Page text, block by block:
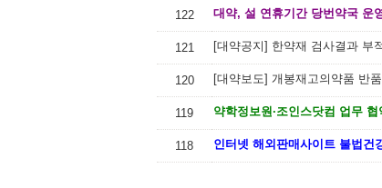
122 대약, 설 연휴기간 당번약국 운
121 [대약공지] 한약재 검사결과 부
120 [대약보도] 개봉재고의약품 반
119 약학정보원·조인스닷컴 업무 협
118 인터넷 해외판매사이트 불법건